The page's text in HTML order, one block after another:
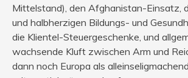
Mittelstand), den Afghanistan-Einsatz,
und halbherzigen Bildungs- und
die Klientel-Steuergeschenke, und
wachsende Kluft zwischen Arm und
dann noch Europa als